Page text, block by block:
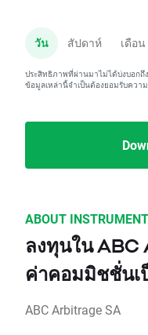
วัน สัปดาห์ เดือน
ประสิทธิภาพที่ผ่านมาไม่ได้บ่งบอก
ข้อมูลเหล่านี้จำเป็นต้องยอมรับควา
ABOUT INSTRUMENT
ลงทุนใน ABC
ค่าคอมมิชชั่นเ
ABC Arbitrage SA